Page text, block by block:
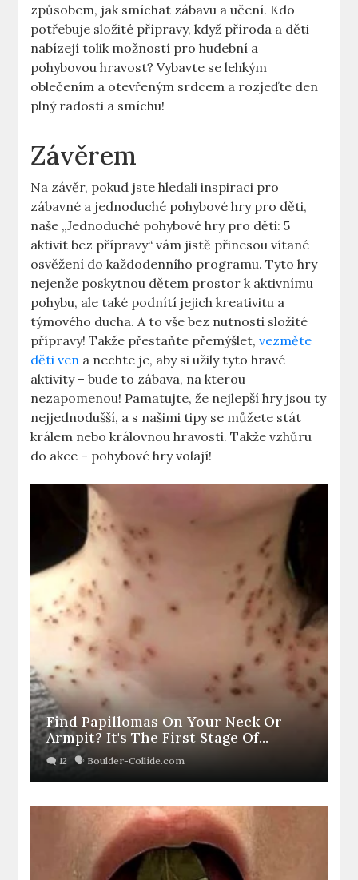
způsobem, jak smíchat zábavu a učení. Kdo
potřebuje složité přípravy, když příroda a děti
nabízejí tolik možností pro hudební a
pohybovou hravost? Vybavte se lehkým
oblečením a otevřeným srdcem a rozjeďte den
plný radosti a smíchu!
Závěrem
Na závěr, pokud jste hledali inspiraci pro
zábavné a jednoduché pohybové hry pro děti,
naše „Jednoduché pohybové hry pro děti: 5
aktivit bez přípravy“ vám jistě přinesou vítané
osvěžení do každodenního programu. Tyto hry
nejenže poskytnou dětem prostor k aktivnímu
pohybu, ale také podnítí jejich kreativitu a
týmového ducha. A to vše bez nutnosti složité
přípravy! Takže přestaňte přemýšlet,vezměte
děti ven a nechte je, aby si užily tyto hravé
aktivity – bude to zábava, na kterou
nezapomenou! Pamatujte, že nejlepší hry jsou ty
nejjednodušší, a s našimi tipy se můžete stát
králem nebo královnou hravosti. Takže vzhůru
do akce – pohybové hry volají!
Find Papillomas On Your Neck Or
Armpit? It's The First Stage Of...